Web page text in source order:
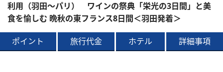
利用（羽田～パリ） ワインの祭典「栄光の3日間」と美
食を愉しむ 晩秋の東フランス8日間＜羽田発着＞
ポイント 旅行代金 ホテル 詳細事項